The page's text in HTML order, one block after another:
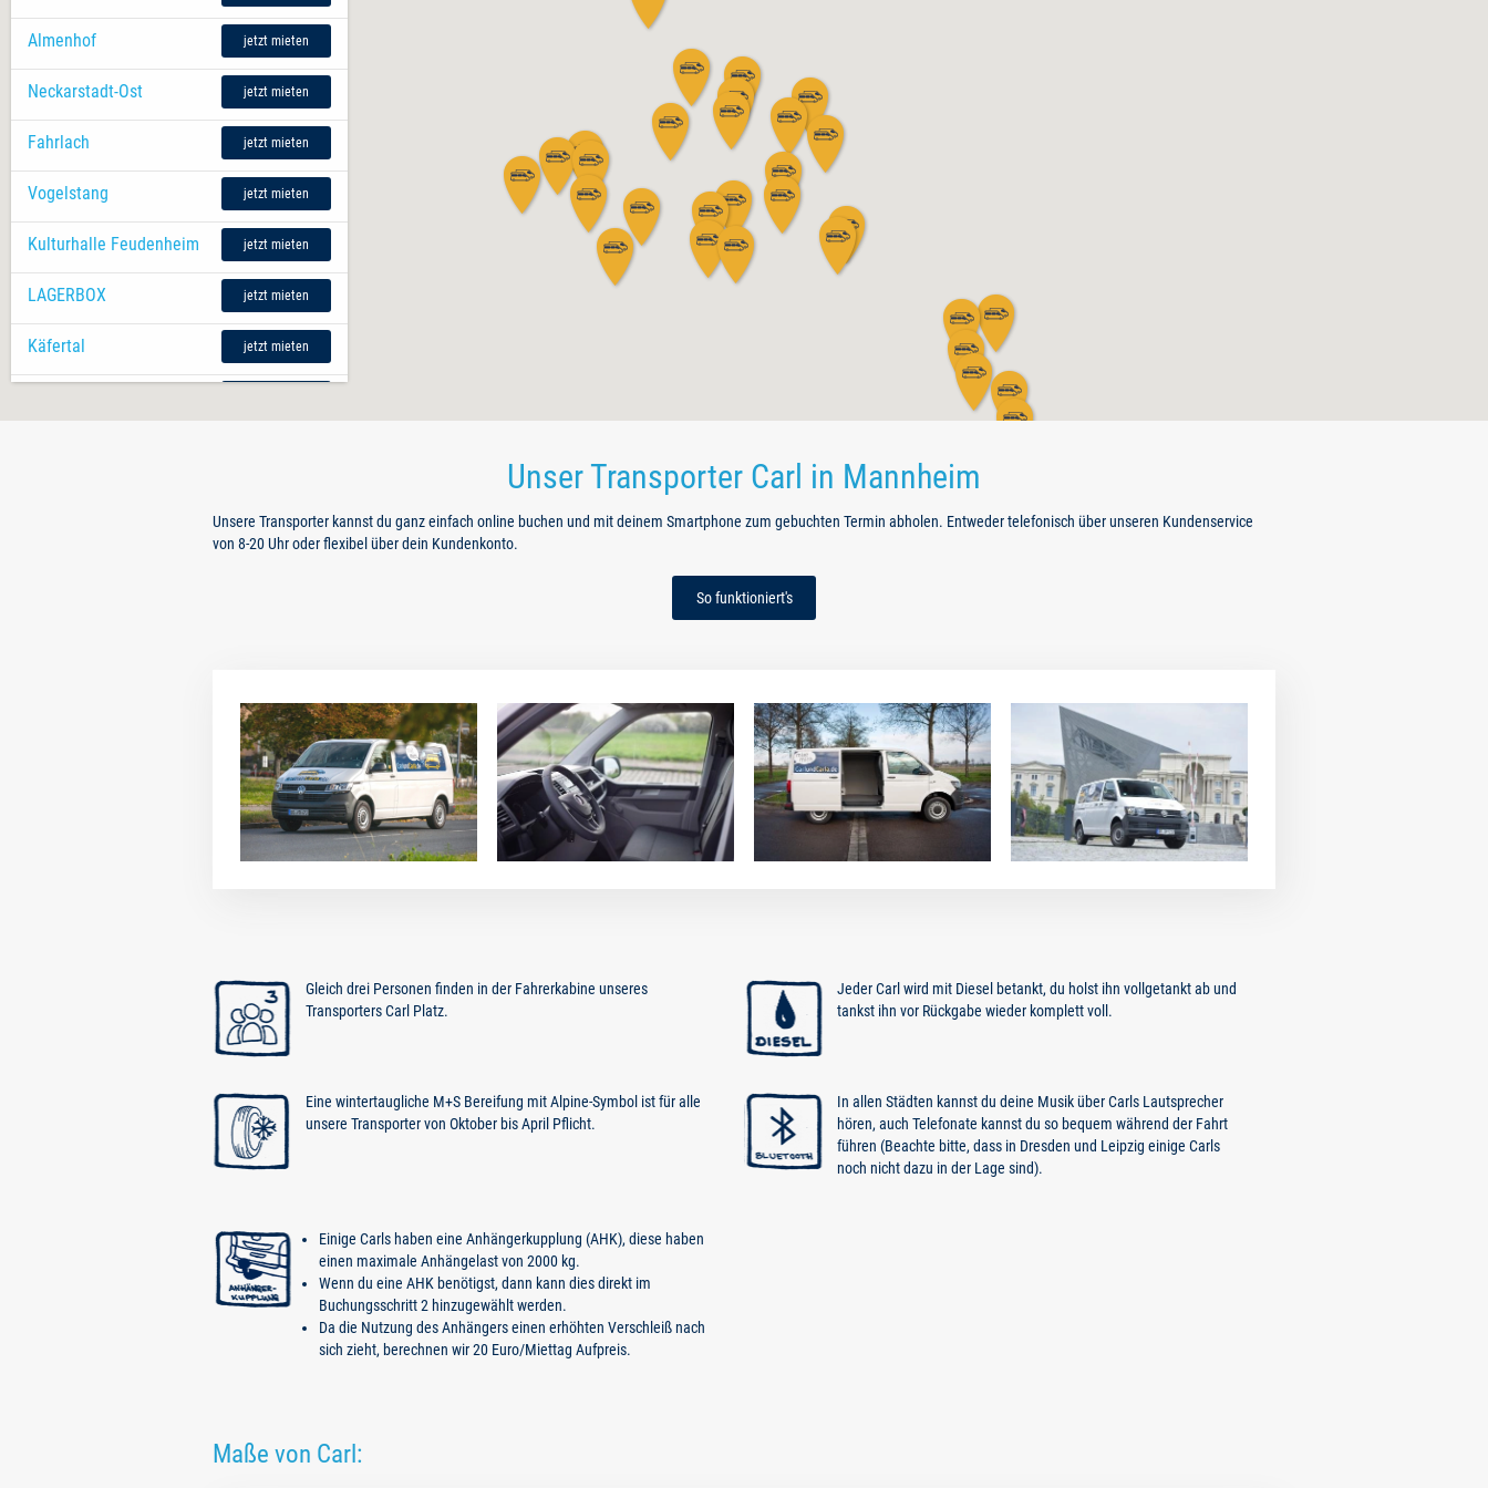
Almenhof jetzt mieten
Neckarstadt-Ost jetzt mieten
Fahrlach jetzt mieten
Vogelstang jetzt mieten
Kulturhalle Feudenheim jetzt mieten
LAGERBOX jetzt mieten
Käfertal jetzt mieten
jetzt mieten
jetzt mieten
jetzt mieten
Unser Transporter Carl in Mannheim
Unsere Transporter kannst du ganz einfach online buchen und mit deinem Smartphone zum gebuchten Termin abholen. Entweder telefonisch über unseren Kundenservice
von 8-20 Uhr oder flexibel über dein Kundenkonto.
So funktioniert's
Gleich drei Personen finden in der Fahrerkabine unseres
Transporters Carl Platz.
Jeder Carl wird mit Diesel betankt, du holst ihn vollgetankt ab und
tankst ihn vor Rückgabe wieder komplett voll.
Eine wintertaugliche M+S Bereifung mit Alpine-Symbol ist für alle
unsere Transporter von Oktober bis April Pflicht.
In allen Städten kannst du deine Musik über Carls Lautsprecher
hören, auch Telefonate kannst du so bequem während der Fahrt
führen (Beachte bitte, dass in Dresden und Leipzig einige Carls
noch nicht dazu in der Lage sind).
Einige Carls haben eine Anhängerkupplung (AHK), diese haben
einen maximale Anhängelast von 2000 kg.
Wenn du eine AHK benötigst, dann kann dies direkt im
Buchungsschritt 2 hinzugewählt werden.
Da die Nutzung des Anhängers einen erhöhten Verschleiß nach
sich zieht, berechnen wir 20 Euro/Miettag Aufpreis.
Maße von Carl: